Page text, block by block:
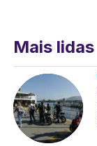
Mais lidas